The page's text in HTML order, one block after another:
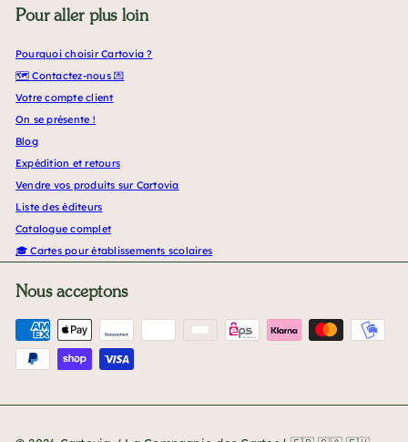
Pour aller plus loin
Pourquoi choisir Cartovia ?
🗺️ Contactez-nous 💌
Votre compte client
On se présente !
Blog
Expédition et retours
Vendre vos produits sur Cartovia
Liste des éditeurs
Catalogue complet
🎓 Cartes pour établissements scolaires
Nous acceptons